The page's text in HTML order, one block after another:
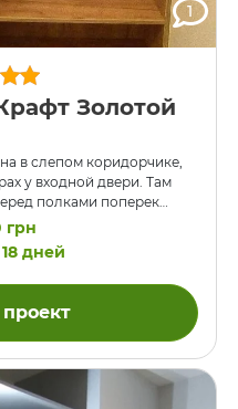
1
Золотой
в слепом коридорчике,
у входной двери. Там
полками поперек
поставили шкаф-
который закрывает
открывании скользит на
грн
дней